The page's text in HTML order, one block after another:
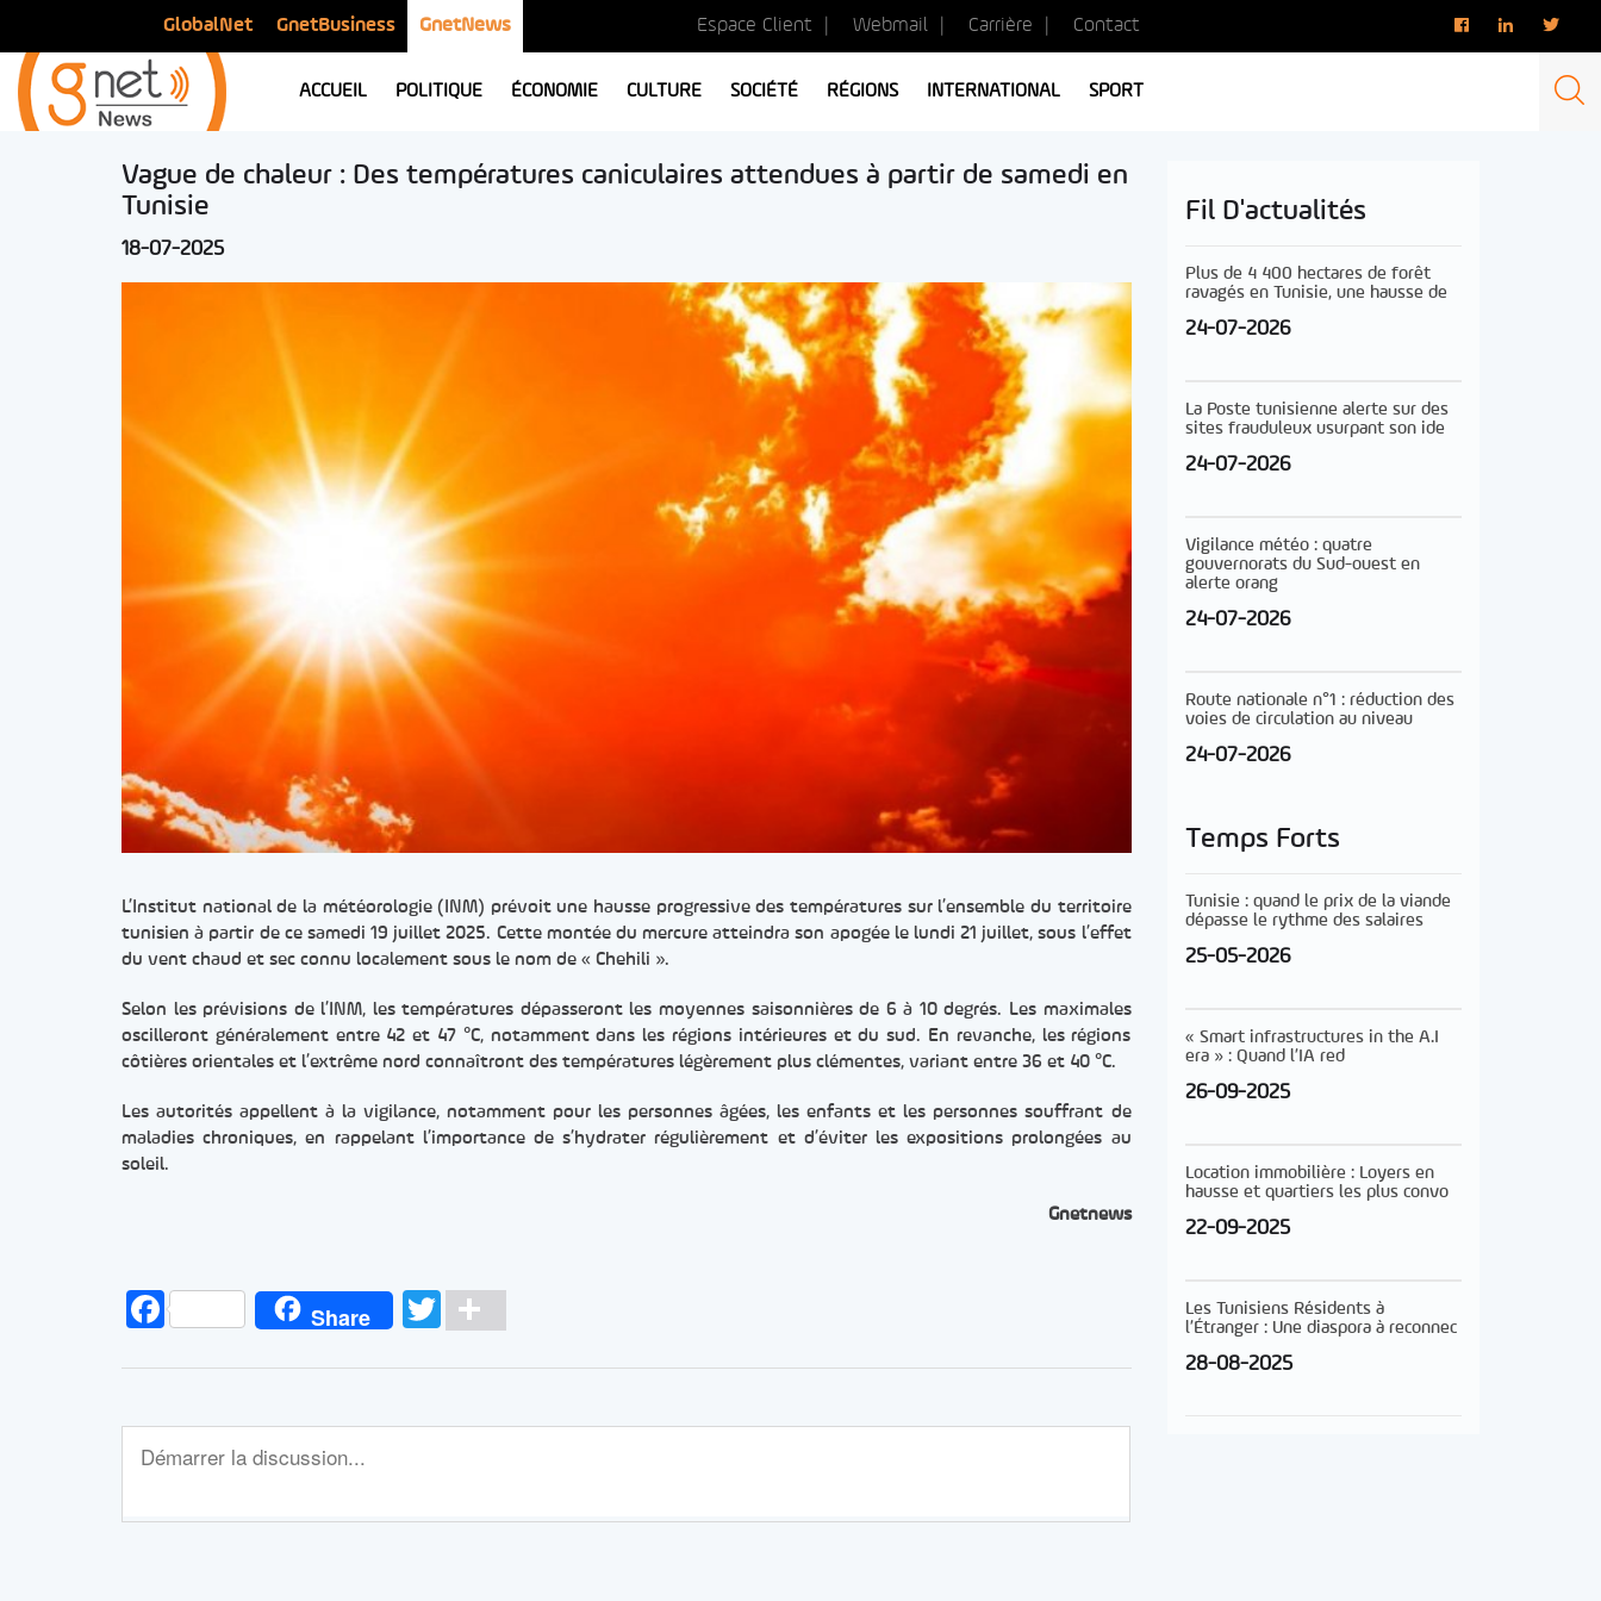
GlobalNet GnetBusiness GnetNews Espace Client Webmail Carrière Contact
ACCUEIL POLITIQUE ÉCONOMIE CULTURE SOCIÉTÉ RÉGIONS INTERNATIONAL SPORT
Vague de chaleur : Des températures caniculaires attendues à partir de samedi en
Tunisie
18-07-2025
L’Institut national de la météorologie (INM) prévoit une hausse progressive des températures sur l’ensemble du territoire
tunisien à partir de ce samedi 19 juillet 2025. Cette montée du mercure atteindra son apogée le lundi 21 juillet, sous l’effet
du vent chaud et sec connu localement sous le nom de « Chehili ».
Selon les prévisions de l’INM, les températures dépasseront les moyennes saisonnières de 6 à 10 degrés. Les maximales
oscilleront généralement entre 42 et 47 °C, notamment dans les régions intérieures et du sud. En revanche, les régions
côtières orientales et l’extrême nord connaîtront des températures légèrement plus clémentes, variant entre 36 et 40 °C.
Les autorités appellent à la vigilance, notamment pour les personnes âgées, les enfants et les personnes souffrant de
maladies chroniques, en rappelant l’importance de s’hydrater régulièrement et d’éviter les expositions prolongées au
soleil.
Gnetnews
FacebookShare TwitterPartager
Fil D'actualités
Plus de 4 400 hectares de forêt
ravagés en Tunisie, une hausse de
24-07-2026
La Poste tunisienne alerte sur des
sites frauduleux usurpant son ide
24-07-2026
Vigilance météo : quatre
gouvernorats du Sud-ouest en
alerte orang
24-07-2026
Route nationale n°1 : réduction des
voies de circulation au niveau
24-07-2026
Temps Forts
Tunisie : quand le prix de la viande
dépasse le rythme des salaires
25-05-2026
« Smart infrastructures in the A.I
era » : Quand l’IA red
26-09-2025
Location immobilière : Loyers en
hausse et quartiers les plus convo
22-09-2025
Les Tunisiens Résidents à
l’Étranger : Une diaspora à reconnec
28-08-2025